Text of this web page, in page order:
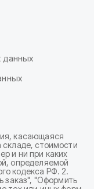
данных
касающаяся
складе, стоимости
и ни при каких
определяемой
кодекса РФ. 2.
заказ", "Оформить